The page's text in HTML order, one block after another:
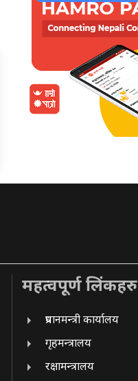
महत्वपूर्ण लिंकहरु
प्रधानमन्त्री कार्यालय
गृहमन्त्रालय
रक्षामन्त्रालय